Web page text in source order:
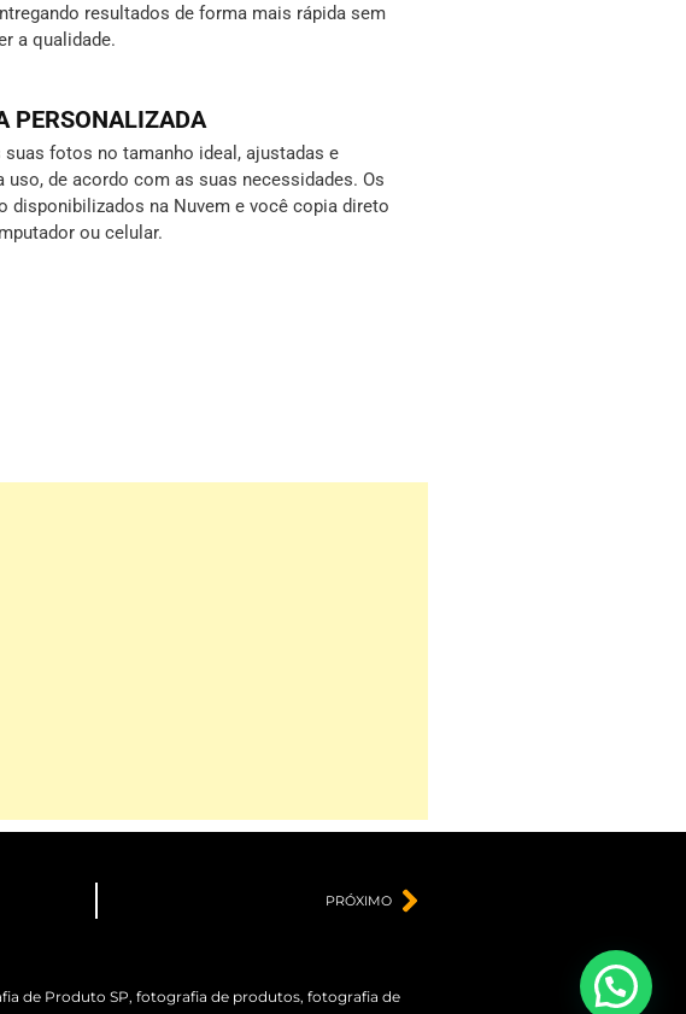
resultados de forma mais rápida sem
a qualidade.
PERSONALIZADA
suas fotos no tamanho ideal, ajustadas e
uso, de acordo com as suas necessidades. Os
disponibilizados na Nuvem e você copia direto
ou celular.
PRÓXIMO
de Produto SP,fotografia de produtos,fotografia de